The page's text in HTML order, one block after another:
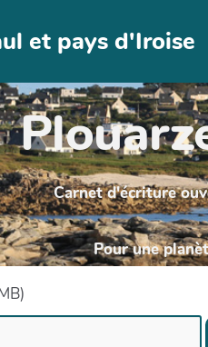
et pays d'Iroise
Carnet d'écriture
Pour une